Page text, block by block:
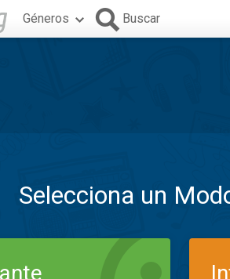
Géneros Buscar
Selecciona un